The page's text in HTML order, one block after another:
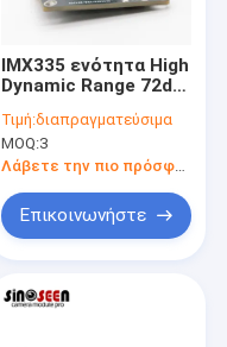
IMX335 ενότητα High
Dynamic Range 72dB
30FPS 5MP
Τιμή:διαπραγματεύσιμα
MOQ:3
Επικοινωνήστε